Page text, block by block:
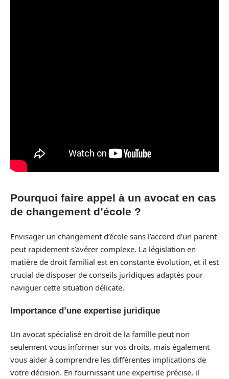
Pourquoi faire appel à un avocat en cas
de changement d’école ?
Envisager un changement d’école sans l’accord d’un parent
peut rapidement s’avérer complexe. La législation en
matière de droit familial est en constante évolution, et il est
crucial de disposer de conseils juridiques adaptés pour
naviguer cette situation délicate.
Importance d’une expertise juridique
Un avocat spécialisé en droit de la famille peut non
seulement vous informer sur vos droits, mais également
vous aider à comprendre les différentes implications de
votre décision. En fournissant une expertise précise, il